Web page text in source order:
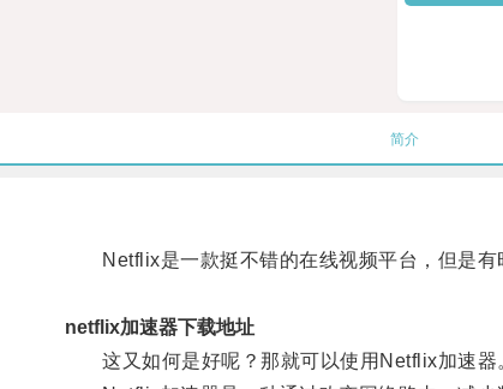
简介
Netflix是一款挺不错的在线视频平台，但是有
netflix加速器下载地址
这又如何是好呢？那就可以使用Netflix加速器